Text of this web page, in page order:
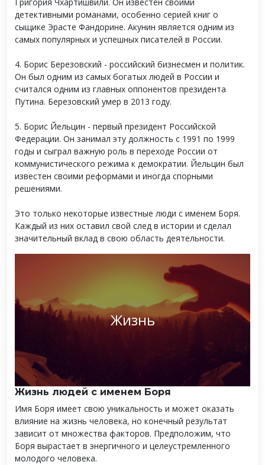
Григория Чхартишвили. Он известен своими
детективными романами, особенно серией книг о
сыщике Эрасте Фандорине. Акунин является одним из
самых популярных и успешных писателей в России.
4. Борис Березовский - российский бизнесмен и политик.
Он был одним из самых богатых людей в России и
считался одним из главных оппонентов президента
Путина. Березовский умер в 2013 году.
5. Борис Йельцин - первый президент Российской
Федерации. Он занимал эту должность с 1991 по 1999
годы и сыграл важную роль в переходе России от
коммунистического режима к демократии. Йельцин был
известен своими реформами и иногда спорными
решениями.
Это только некоторые известные люди с именем Боря.
Каждый из них оставил свой след в истории и сделал
значительный вклад в свою область деятельности.
Жизнь
Жизнь людей с именем Боря
Имя Боря имеет свою уникальность и может оказать
влияние на жизнь человека, но конечный результат
зависит от множества факторов. Предположим, что
Боря вырастает в энергичного и целеустремленного
молодого человека.